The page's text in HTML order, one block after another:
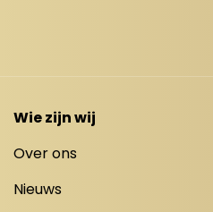
Wie zijn wij
Over ons
Nieuws